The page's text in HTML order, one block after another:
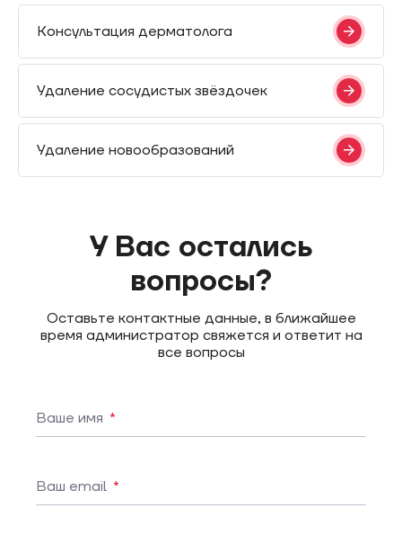
Консультация дерматолога
Удаление сосудистых звёздочек
Удаление новообразований
У Вас остались
вопросы?
Оставьте контактные данные, в ближайшее
время администратор свяжется и ответит на
все вопросы
Ваше имя *
Ваш email *